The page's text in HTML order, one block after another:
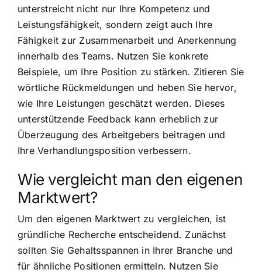
unterstreicht nicht nur Ihre Kompetenz und
Leistungsfähigkeit, sondern zeigt auch Ihre
Fähigkeit zur Zusammenarbeit und Anerkennung
innerhalb des Teams. Nutzen Sie konkrete
Beispiele, um Ihre Position zu stärken. Zitieren Sie
wörtliche Rückmeldungen und heben Sie hervor,
wie Ihre Leistungen geschätzt werden. Dieses
unterstützende Feedback kann erheblich zur
Überzeugung des Arbeitgebers beitragen und
Ihre Verhandlungsposition verbessern.
Wie vergleicht man den eigenen
Marktwert?
Um den eigenen Marktwert zu vergleichen, ist
gründliche Recherche entscheidend. Zunächst
sollten Sie Gehaltsspannen in Ihrer Branche und
für ähnliche Positionen ermitteln. Nutzen Sie